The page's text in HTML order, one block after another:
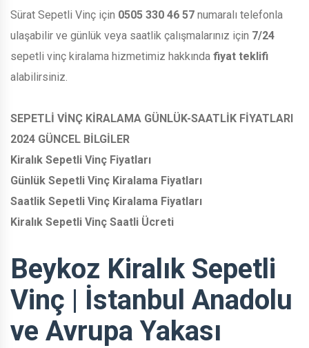
Sürat Sepetli Vinç için 0505 330 46 57 numaralı telefonla
ulaşabilir ve günlük veya saatlik çalışmalarınız için 7/24
sepetli vinç kiralama hizmetimiz hakkında fiyat teklifi
alabilirsiniz.
SEPETLİ VİNÇ KİRALAMA GÜNLÜK-SAATLİK FİYATLARI
2024 GÜNCEL BİLGİLER
Kiralık Sepetli Vinç Fiyatları
Günlük Sepetli Vinç Kiralama Fiyatları
Saatlik Sepetli Vinç Kiralama Fiyatları
Kiralık Sepetli Vinç Saatli Ücreti
Beykoz Kiralık Sepetli
Vinç | İstanbul Anadolu
ve Avrupa Yakası